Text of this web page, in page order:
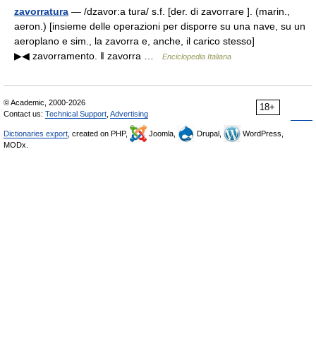
zavorratura — /dzavor:a tura/ s.f. [der. di zavorrare ]. (marin.,
aeron.) [insieme delle operazioni per disporre su una nave, su un
aeroplano e sim., la zavorra e, anche, il carico stesso]
▶◀ zavorramento. ‖ zavorra …
Enciclopedia Italiana
18+
© Academic, 2000-2026
Contact us: Technical Support Advertising
Dictionaries export , created on PHP, Joomla, Drupal,
WordPress,
MODx.